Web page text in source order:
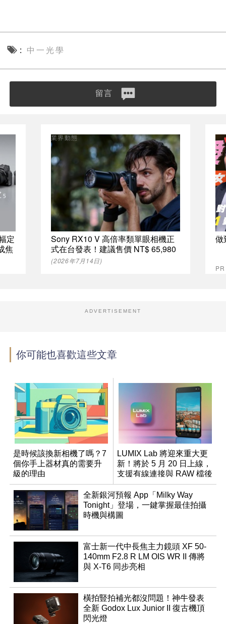
中一光學
留言
定
焦
Sony RX10 V 高倍率類單眼相機正
式在台發表！建議售價 NT$ 65,980
業界動態
(2026年7月14日)
做
ADVERTISEMENT
你可能也喜歡這些文章
是時候該換新相機了嗎？7
個你手上器材真的需要升
級的理由
LUMIX Lab 將迎來重大更
新！將於 5 月 20 日上線，
支援有線連接與 RAW 檔後
製
全新銀河預報 App「Milky Way
Tonight」登場，一鍵掌握最佳拍攝
時機與構圖
富士新一代中長焦主力鏡頭 XF 50-
140mm F2.8 R LM OIS WR II 傳將
與 X-T6 同步亮相
橫拍豎拍補光都沒問題！神牛發表
全新 Godox Lux Junior II 復古機頂
閃光燈